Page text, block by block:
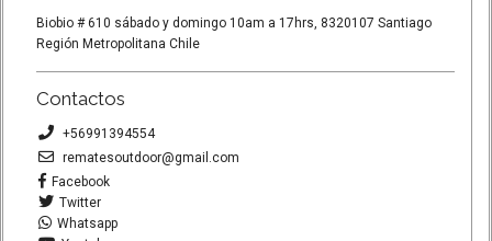
Biobio # 610 sábado y domingo 10am a 17hrs, 8320107 Santiago
Región Metropolitana Chile
Contactos
+56991394554
rematesoutdoor@gmail.com
Facebook
Twitter
Whatsapp